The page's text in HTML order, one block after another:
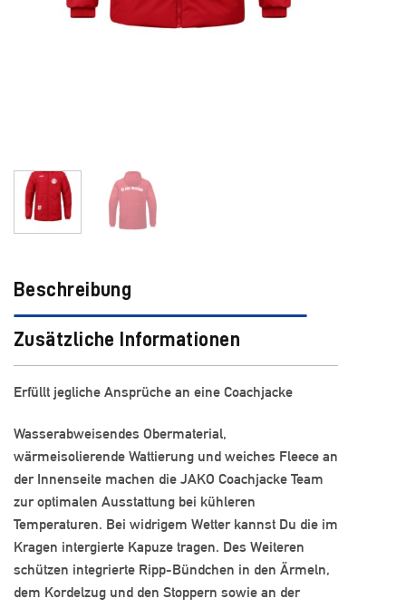
Beschreibung
Zusätzliche Informationen
Erfüllt jegliche Ansprüche an eine Coachjacke
Wasserabweisendes Obermaterial,
wärmeisolierende Wattierung und weiches Fleece an
der Innenseite machen die JAKO Coachjacke Team
zur optimalen Ausstattung bei kühleren
Temperaturen. Bei widrigem Wetter kannst Du die im
Kragen intergierte Kapuze tragen. Des Weiteren
schützen integrierte Ripp-Bündchen in den Ärmeln,
dem Kordelzug und den Stoppern sowie an der